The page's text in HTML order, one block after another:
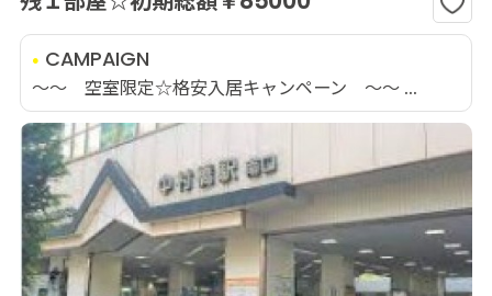
CAMPAIGN
～～ 空室限定☆格安入居キャンペーン ～～ ...